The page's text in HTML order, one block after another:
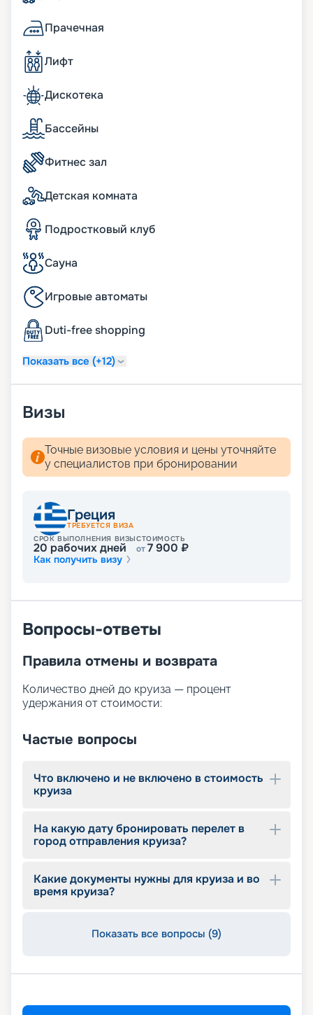
Панорамные окна; просторные террасы с
обеденной зоной и шезлонгами; кофемашина и
чайная станция; мини-бар, пополняемый по
потребностям гостей; пара биноклей; халаты и
тапочки в ванных комнатах; фен Dyson
гардеробные с туалетным столиком.
бесплатный Wi-Fi;
информационно-развлекательная система,
включая Smart TV, легкое подключение к
персональным гаджетам;
телефон с голосовой почтой;
беспроводная зарядная станция на
прикроватных тумбочках;
система индивидуального климат-контроля;
24 часа в сутки консьерж-служба;
24 часа в сутки обслуживание номеров «in-suite
24 часа в сутки батлер-сервис (действует для
резиденций);
24 часа в сутки услуги прачечной, глажки (может
взиматься дополнительная плата);
ежедневная уборка дважды в день, включая
услугу подготовки сьюта ко сну;
услуга по чистке обуви.
Прачечная
Лифт
Дискотека
Бассейны
Фитнес зал
Детская комната
Подростковый клуб
Сауна
Игровые автоматы
Duti-free shopping
Показать все (+12)
Визы
Точные визовые условия и цены уточняйте
у специалистов при бронировании
Греция
ТРЕБУЕТСЯ ВИЗА
СРОК ВЫПОЛНЕНИЯ ВИЗЫ
20 рабочих дней
СТОИМОСТЬ
от7 900 ₽
Как получить визу
Вопросы-ответы
Правила отмены и возврата
Количество дней до круиза — процент
удержания от стоимости:
Частые вопросы
Что включено и не включено в стоимость
круиза
На какую дату бронировать перелет в
город отправления круиза?
Какие документы нужны для круиза и во
время круиза?
Показать все вопросы (9)